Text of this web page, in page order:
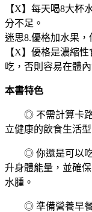
【X】每天喝8大杯
分不足。
迷思8.優格加水果，
【X】優格是濃縮
吃，否則容易在體
本書特色
◎ 不需計算卡路
立健康的飲食生活
◎ 你還是可以吃
升身體能量，並確
水腫。
◎ 準備營養早餐